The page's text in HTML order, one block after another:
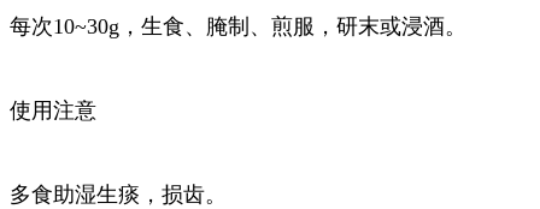
每次10~30g，生食、腌制、煎服，研末或浸酒。
使用注意
多食助湿生痰，损齿。